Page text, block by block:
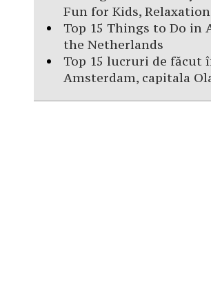
Fun for Kids,
Top 15 Things to Do in
the Netherlands
Top 15 lucruri de făcut
Amsterdam, capitala